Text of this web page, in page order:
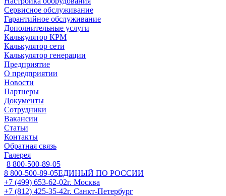
Сервисное обслуживание
Гарантийное обслуживание
Дополнительные услуги
Калькулятор КРМ
Калькулятор сети
Калькулятор генерации
Предприятие
О предприятии
Новости
Партнеры
Документы
Сотрудники
Вакансии
Статьи
Контакты
Обратная связь
Галерея
8 800-500-89-05
8 800-500-89-05ЕДИНЫЙ ПО РОССИИ
+7 (499) 653-62-02г. Москва
+7 (812) 425-35-42г. Санкт-Петербург